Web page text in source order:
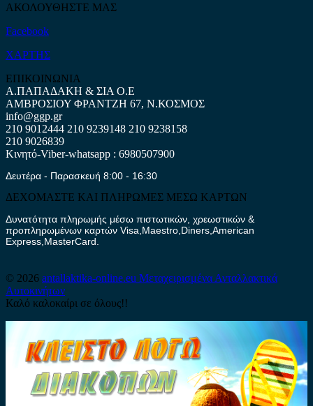
ΑΚΟΛΟΥΘΗΣΤΕ ΜΑΣ
Facebook
ΧΑΡΤΗΣ
ΕΠΙΚΟΙΝΩΝΙΑ
Α.ΠΑΠΑΔΑΚΗ & ΣΙΑ Ο.Ε
ΑΜΒΡΟΣΙΟΥ ΦΡΑΝΤΖΗ 67, Ν.ΚΟΣΜΟΣ
info@ggp.gr
210 9012444 210 9239148 210 9238158
210 9026839
Κινητό-Viber-whatsapp : 6980507900
Δευτέρα - Παρασκευή 8:00 - 16:30
ΔΕΧΟΜΑΣΤΕ ΚΑΙ ΠΛΗΡΩΜΕΣ ΜΕΣΩ ΚΑΡΤΩΝ
Δυνατότητα πληρωμής μέσω πιστωτικών, χρεωστικών &
προπληρωμένων καρτών Visa,Maestro,Diners,American
Express,MasterCard.
© 2026 antallaktika-online.eu Μεταχειρισμένα Ανταλλακτικά
Αυτοκινήτων
Καλό καλοκαίρι σε όλους!!